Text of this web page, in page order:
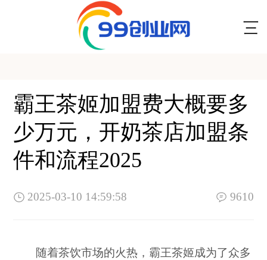
霸王茶姬加盟费大概要多
少万元，开奶茶店加盟条
件和流程2025
2025-03-10 14:59:58 9610
随着茶饮市场的火热，霸王茶姬成为了众多